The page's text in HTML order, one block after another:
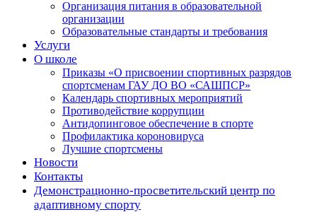
Организация питания в образовательной
организации
Образовательные стандарты и требования
Услуги
О школе
Приказы «О присвоении спортивных разрядов
спортсменам ГАУ ДО ВО «САШПСР»
Календарь спортивных мероприятий
Противодействие коррупции
Антидопинговое обеспечение в спорте
Профилактика короновируса
Лучшие спортсмены
Новости
Контакты
Демонстрационно-просветительский центр по
адаптивному спорту